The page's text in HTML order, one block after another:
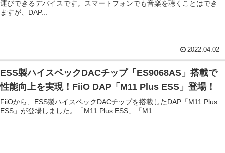
運びできるデバイスです。スマートフォンでも音楽を聴くことはでき
ますが、DAP...
2022.04.02
ESS製ハイスペックDACチップ「ES9068AS」搭載で
性能向上を実現！FiiO DAP「M11 Plus ESS」登場！
FiiOから、ESS製ハイスペックDACチップを搭載したDAP「M11 Plus
ESS」が登場しました。「M11 Plus ESS」「M1...